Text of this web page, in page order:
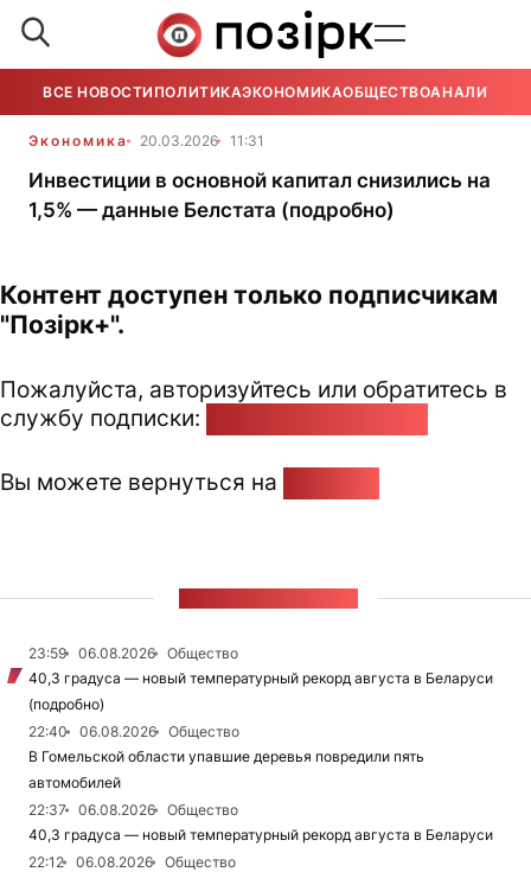
ВСЕ НОВОСТИ ПОЛИТИКАЭКОНОМИКАОБЩЕСТВОАНАЛИТИКА
Экономика 20.03.2026 11:31
Инвестиции в основной капитал снизились на
1,5% — данные Белстата (подробно)
Контент доступен только подписчикам
"Позірк+".
Пожалуйста, авторизуйтесь или обратитесь в
службу подписки:
Вы можете вернуться на
23:59 06.08.2026
Общество
40,3 градуса — новый температурный рекорд августа в Беларуси
(подробно)
22:40
06.08.2026
Общество
В Гомельской области упавшие деревья повредили пять
автомобилей
22:37
06.08.2026
Общество
40,3 градуса — новый температурный рекорд августа в Беларуси
22:12
06.08.2026
Общество